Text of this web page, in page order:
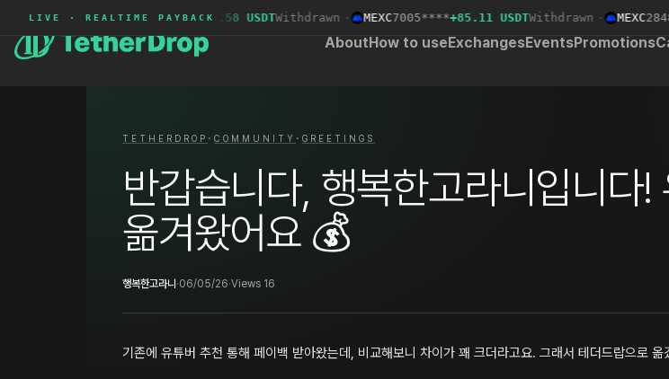
LIVE · REALTIME PAYBACK
Deepcoin9590*** +443.58 USDTWithdrawn · MEXC7005****+85.11 USDTWithdrawn · MEXC
AboutHow to useExchangesEventsPromotions
TETHERDROP · COMMUNITY · GREETINGS
반갑습니다, 행복한고라니입니다
옮겨왔어요 💰
행복한고라니 ·06/05/26·Views 16
기존에 유튜버 추천 통해 페이백 받아왔는데, 비교해보니 차이가 꽤 크더라고요. 그래서 테더드랍으로 옮